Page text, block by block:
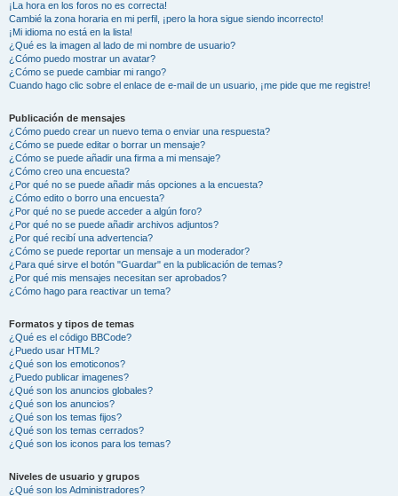
¡La hora en los foros no es correcta!
Cambié la zona horaria en mi perfil, ¡pero la hora sigue siendo incorrecto!
¡Mi idioma no está en la lista!
¿Qué es la imagen al lado de mi nombre de usuario?
¿Cómo puedo mostrar un avatar?
¿Cómo se puede cambiar mi rango?
Cuando hago clic sobre el enlace de e-mail de un usuario, ¡me pide que me registre!
Publicación de mensajes
¿Cómo puedo crear un nuevo tema o enviar una respuesta?
¿Cómo se puede editar o borrar un mensaje?
¿Cómo se puede añadir una firma a mi mensaje?
¿Cómo creo una encuesta?
¿Por qué no se puede añadir más opciones a la encuesta?
¿Cómo edito o borro una encuesta?
¿Por qué no se puede acceder a algún foro?
¿Por qué no se puede añadir archivos adjuntos?
¿Por qué recibí una advertencia?
¿Cómo se puede reportar un mensaje a un moderador?
¿Para qué sirve el botón "Guardar" en la publicación de temas?
¿Por qué mis mensajes necesitan ser aprobados?
¿Cómo hago para reactivar un tema?
Formatos y tipos de temas
¿Qué es el código BBCode?
¿Puedo usar HTML?
¿Qué son los emoticonos?
¿Puedo publicar imagenes?
¿Qué son los anuncios globales?
¿Qué son los anuncios?
¿Qué son los temas fijos?
¿Qué son los temas cerrados?
¿Qué son los iconos para los temas?
Niveles de usuario y grupos
¿Qué son los Administradores?